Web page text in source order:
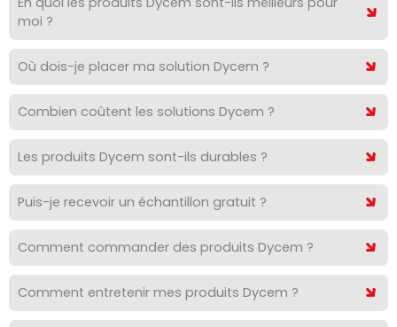
moi ?
Où dois-je placer ma solution Dycem ?
Combien coûtent les solutions Dycem ?
Les produits Dycem sont-ils durables ?
Puis-je recevoir un échantillon gratuit ?
Comment commander des produits Dycem ?
Comment entretenir mes produits Dycem ?